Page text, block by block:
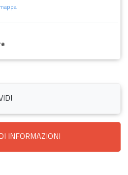
INFORMAZIONI